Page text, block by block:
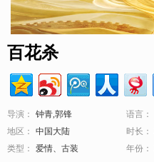
百花杀
导演： 钟青,郭锋 语言：
地区：
中国大陆 时长：
类型：
爱情、古装 年份：